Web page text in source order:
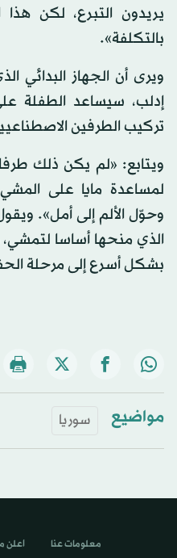
يريدون التبرع، لكن
بالتكلفة».
ويرى أن الجهاز البدائي
إدلب، سيساعد الطفلة
تركيب الطرفين
ويتابع: «لم يكن ذلك
لمساعدة مايا على
وحوّل الألم إلى أمل».
الذي منحها أساسا لتمشي،
بشكل أسرع إلى مرحلة
مواضيع سوريا
معلومات عنا اعلن